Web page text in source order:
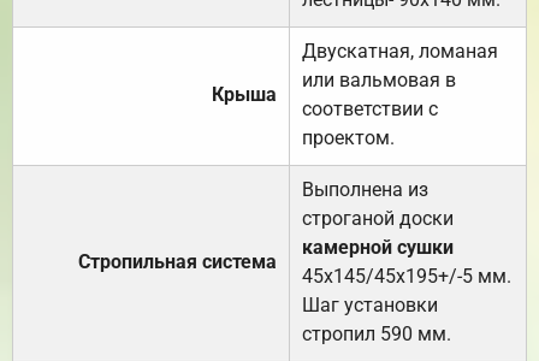
Крыша
Двускатная, ломаная
или вальмовая в
соответствии с
проектом.
Стропильная система
Выполнена из
строганой доски
камерной сушки
45х145/45х195+/-5 мм.
Шаг установки
стропил 590 мм.